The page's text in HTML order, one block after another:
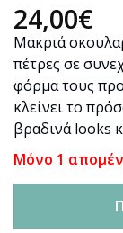
24,00€
Μακριά
πέτρες σε
φόρμα τους
κλείνει το
βραδινά looks
Μόνο 1